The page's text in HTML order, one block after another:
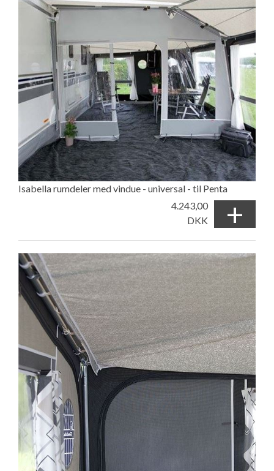
Isabella rumdeler med vindue - universal - til Penta
4.243,00
DKK
+